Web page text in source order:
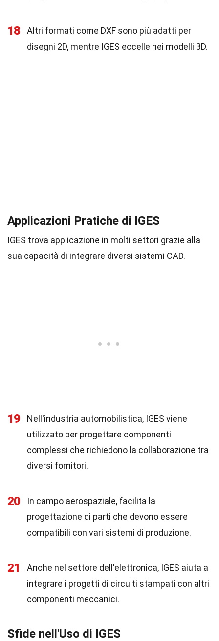
18
Altri formati come DXF sono più adatti per
disegni 2D, mentre IGES eccelle nei modelli 3D.
Applicazioni Pratiche di IGES
IGES trova applicazione in molti settori grazie alla
sua capacità di integrare diversi sistemi CAD.
19
Nell'industria automobilistica, IGES viene
utilizzato per progettare componenti
complessi che richiedono la collaborazione tra
diversi fornitori.
20
In campo aerospaziale, facilita la
progettazione di parti che devono essere
compatibili con vari sistemi di produzione.
21
Anche nel settore dell'elettronica, IGES aiuta a
integrare i progetti di circuiti stampati con altri
componenti meccanici.
Sfide nell'Uso di IGES